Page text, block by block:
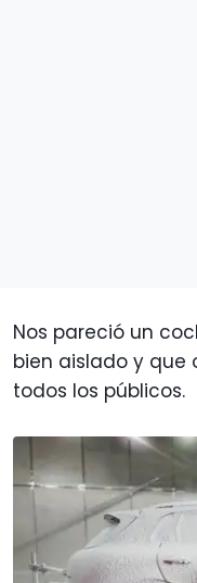
Nos pareció un
bien aislado y
todos los públicos.